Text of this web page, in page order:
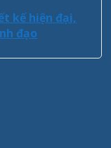
kế hiện đại,
đạo